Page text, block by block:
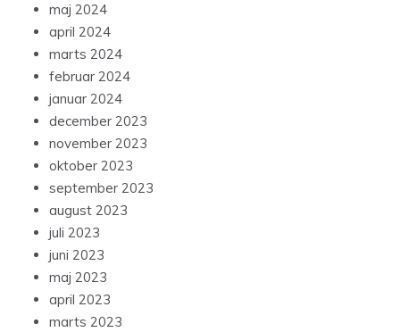
maj 2024
april 2024
marts 2024
februar 2024
januar 2024
december 2023
november 2023
oktober 2023
september 2023
august 2023
juli 2023
juni 2023
maj 2023
april 2023
marts 2023